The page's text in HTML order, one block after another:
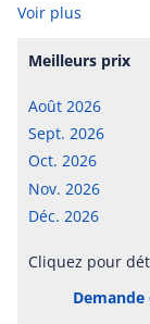
Voir plus
Meilleurs prix
Août 2026
Sept. 2026
Oct. 2026
Nov. 2026
Déc. 2026
Cliquez pour